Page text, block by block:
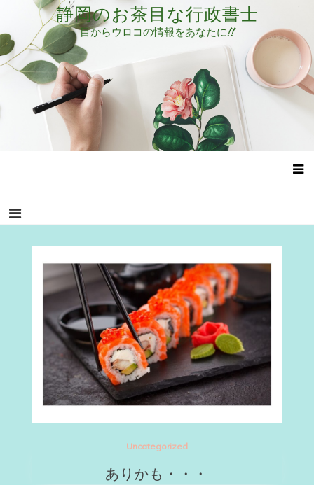
テ
ン
ツ
キ
静岡のお茶目な行政書士
目からウロコの情報をあなたに!!
Uncategorized
ありかも・・・